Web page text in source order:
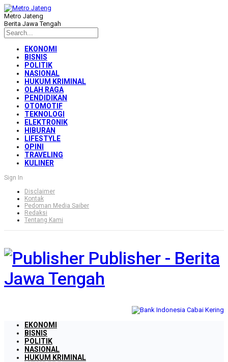
Metro Jateng
Berita Jawa Tengah
EKONOMI
BISNIS
POLITIK
NASIONAL
HUKUM KRIMINAL
OLAH RAGA
PENDIDIKAN
OTOMOTIF
TEKNOLOGI
ELEKTRONIK
HIBURAN
LIFESTYLE
OPINI
TRAVELING
KULINER
Sign In
Disclaimer
Kontak
Pedoman Media Saiber
Redaksi
Tentang Kami
Publisher - Berita
Jawa Tengah
EKONOMI
BISNIS
POLITIK
NASIONAL
HUKUM KRIMINAL